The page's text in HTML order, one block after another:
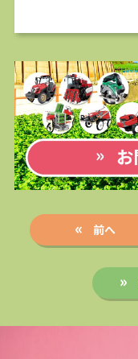
前へ